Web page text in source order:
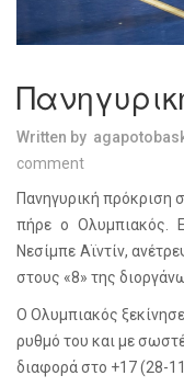
Written by
comment
Πανηγυρική πρόκριση
πήρε ο Ολυμπιακός.
Νεσίμπε Αϊντίν,
στους «8» της
Ο Ολυμπιακός
ρυθμό του και με
διαφορά στο +17 (28-